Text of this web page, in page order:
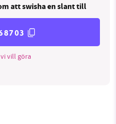
att swisha en slant till
vill göra